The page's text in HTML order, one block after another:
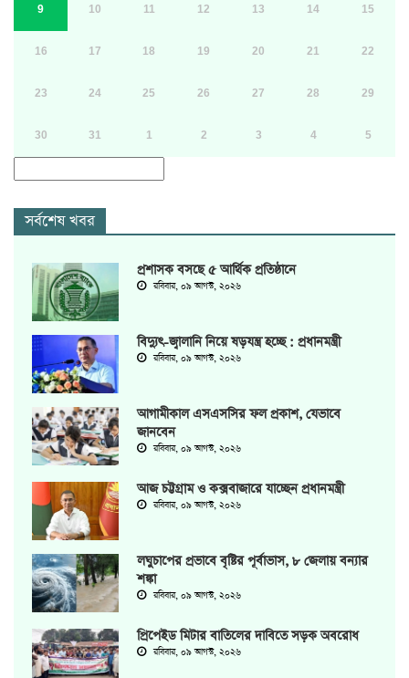
9 10 11 12 13 14 15
16 17 18 19 20 21 22
23 24 25 26 27 28 29
30 31 1 2 3 4 5
সর্বশেষ খবর
প্রশাসক বসছে ৫ আর্থিক প্রতিষ্ঠানে
রবিবার, ০৯ আগস্ট, ২০২৬
বিদ্যুৎ-জ্বালানি নিয়ে ষড়যন্ত্র হচ্ছে : প্রধানমন্ত্রী
রবিবার, ০৯ আগস্ট, ২০২৬
আগামীকাল এসএসসির ফল প্রকাশ, যেভাবে
জানবেন
রবিবার, ০৯ আগস্ট, ২০২৬
আজ চট্টগ্রাম ও কক্সবাজারে যাচ্ছেন প্রধানমন্ত্রী
রবিবার, ০৯ আগস্ট, ২০২৬
লঘুচাপের প্রভাবে বৃষ্টির পূর্বাভাস, ৮ জেলায় বন্যার
শঙ্কা
রবিবার, ০৯ আগস্ট, ২০২৬
প্রিপেইড মিটার বাতিলের দাবিতে সড়ক অবরোধ
রবিবার, ০৯ আগস্ট, ২০২৬